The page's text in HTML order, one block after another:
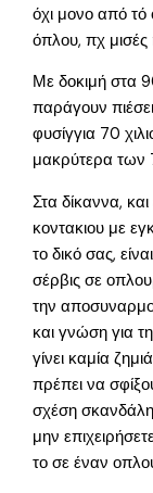
όχι μονο από
όπλου, πχ μισές
Με δοκιμή στα
παράγουν
φυσίγγια 70
μακρύτερα των
Στα δίκαννα,
κοντακιου με
το δικό σας,
σέρβις σε
την
και γνώση για
γίνει καμία
πρέπει να
σχέση
μην
το σε έναν